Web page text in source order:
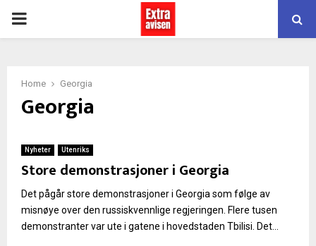
PRIMARY
Home Georgia
Georgia
Nyheter Utenriks
Store demonstrasjoner i Georgia
Det pågår store demonstrasjoner i Georgia som følge av
misnøye over den russiskvennlige regjeringen. Flere tusen
demonstranter var ute i gatene i hovedstaden Tbilisi. Det...